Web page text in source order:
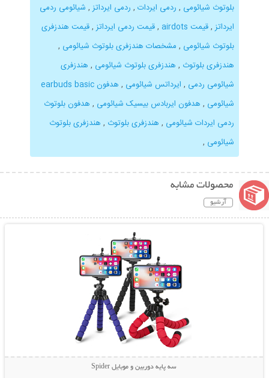
بلوتوث شیائومی , ردمی ایردات , ردمی ایرداتز , شیائومی ردمی
ایرداتز ,قیمت airdots ,قیمت ردمی ایرداتز ,قیمت هندزفری
بلوتوث شیائومی , مشخصات هندزفری بلوتوث شیائومی ,
هندزفری بلوتوث , هندزفری بلوتوث شیائومی , هندزفری
شیائومی ردمی , ایرداتس شیائومی ,
هدفون earbuds basic
شیائومی , هدفون ایربادس بیسیک شیائومی , هدفون بلوتوث
ردمی ایردات شیائومی , هندزفری بلوتوث , هندزفری بلوتوث
شیائومی ,
محصولات مشابه
آرشیو
سه پایه دوربین و موبایل Spider